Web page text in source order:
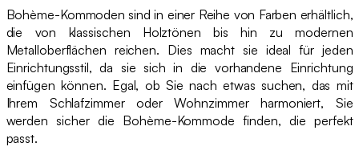
Bohème-Kommoden sind in einer Reihe von Farben erhältlich,
die von klassischen Holztönen bis hin zu modernen
Metalloberflächen reichen. Dies macht sie ideal für jeden
Einrichtungsstil, da sie sich in die vorhandene Einrichtung
einfügen können. Egal, ob Sie nach etwas suchen, das mit
Ihrem Schlafzimmer oder Wohnzimmer harmoniert, Sie
werden sicher die Bohème-Kommode finden, die perfekt
passt.